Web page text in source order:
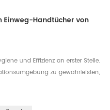
Einweg-Handtücher von
und Effizienz an erster Stelle.
zu gewährleisten,
aus reinem Zellstoffpapier und
erfüllt strenge medizinische
Vorteile, was es zur idealen